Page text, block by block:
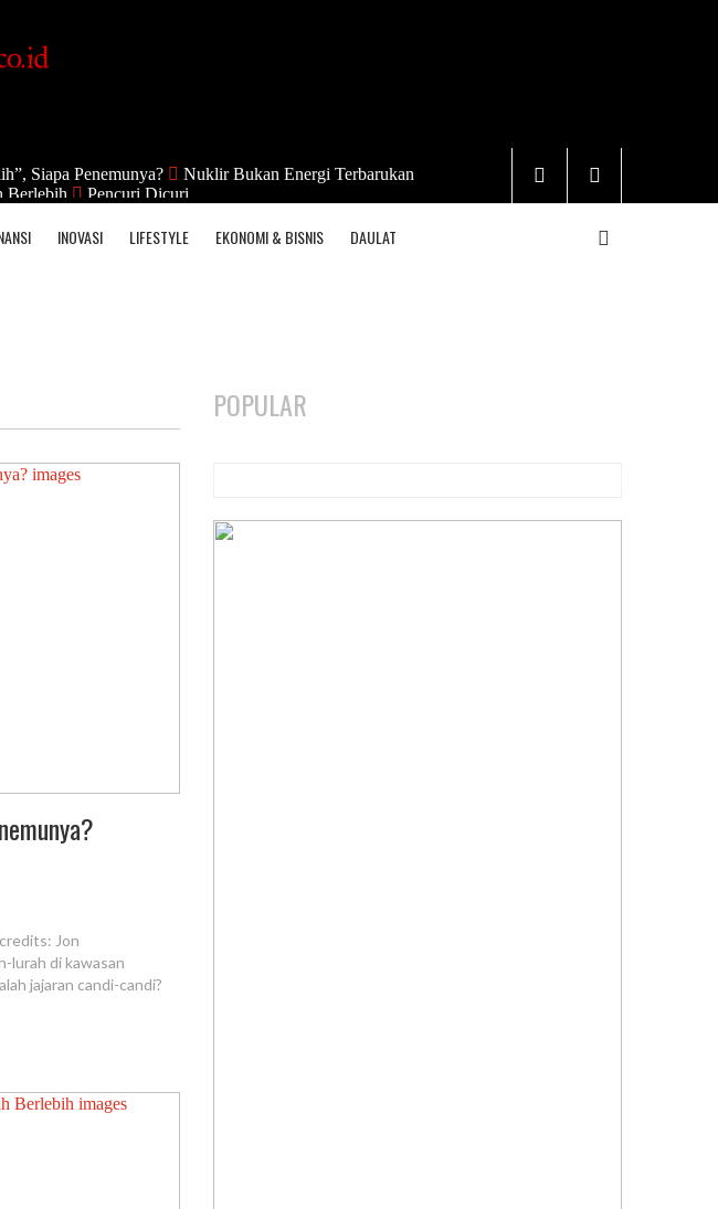
Siapa Penemunya?
Nuklir Bukan Energi Terbarukan
Berlebih
Pencuri Dicuri
INOVASI LIFESTYLE EKONOMI & BISNIS DAULAT
Jon
lurah di kawasan
jajaran candi-candi?
POPULAR